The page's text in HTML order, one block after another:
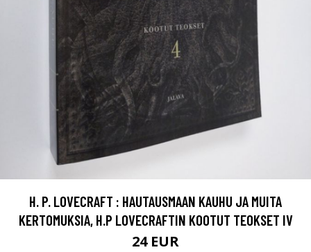
H. P. LOVECRAFT : HAUTAUSMAAN KAUHU JA MUITA
KERTOMUKSIA, H.P LOVECRAFTIN KOOTUT TEOKSET IV
24 EUR